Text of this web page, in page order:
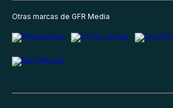
Otras marcas de GFR Media